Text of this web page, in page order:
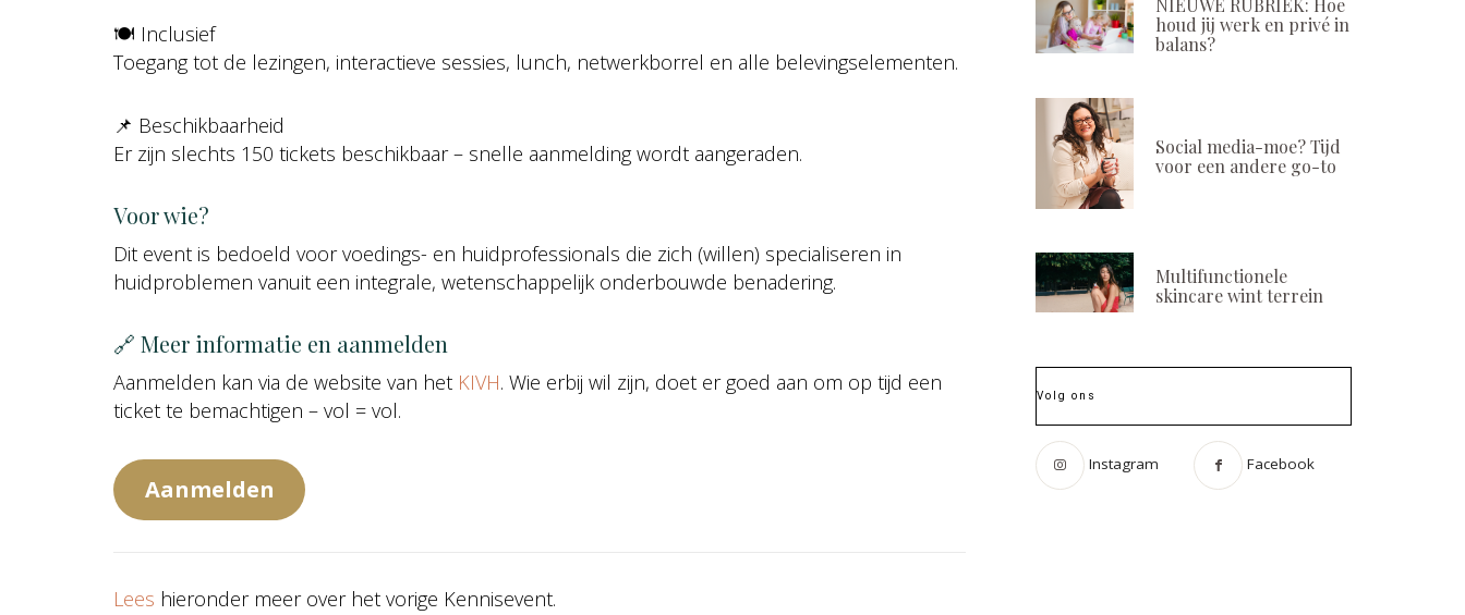
🍽 Inclusief
Toegang tot de lezingen, interactieve sessies, lunch, netwerkborrel en alle belevingselementen.
📌 Beschikbaarheid
Er zijn slechts 150 tickets beschikbaar – snelle aanmelding wordt aangeraden.
Voor wie?
Dit event is bedoeld voor voedings- en huidprofessionals die zich (willen) specialiseren in
huidproblemen vanuit een integrale, wetenschappelijk onderbouwde benadering.
🔗 Meer informatie en aanmelden
Aanmelden kan via de website van het KIVH. Wie erbij wil zijn, doet er goed aan om op tijd een
ticket te bemachtigen – vol = vol.
Aanmelden
Lees hieronder meer over het vorige Kennisevent.
NIEUWE RUBRIEK: Hoe
houd jij werk en privé in
balans?
Social media-moe? Tijd
voor een andere go-to
Multifunctionele
skincare wint terrein
Volg ons
Instagram Facebook